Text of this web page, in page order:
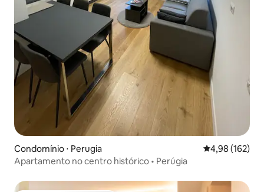
Condomínio ⋅ Perugia 4,98 de uma
4,98 (162)
Apartamento no centro histórico • Perúgia